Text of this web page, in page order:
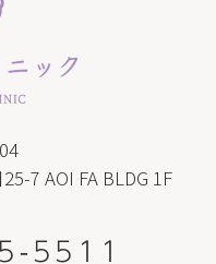
7 AOI FA BLDG 1F
5511